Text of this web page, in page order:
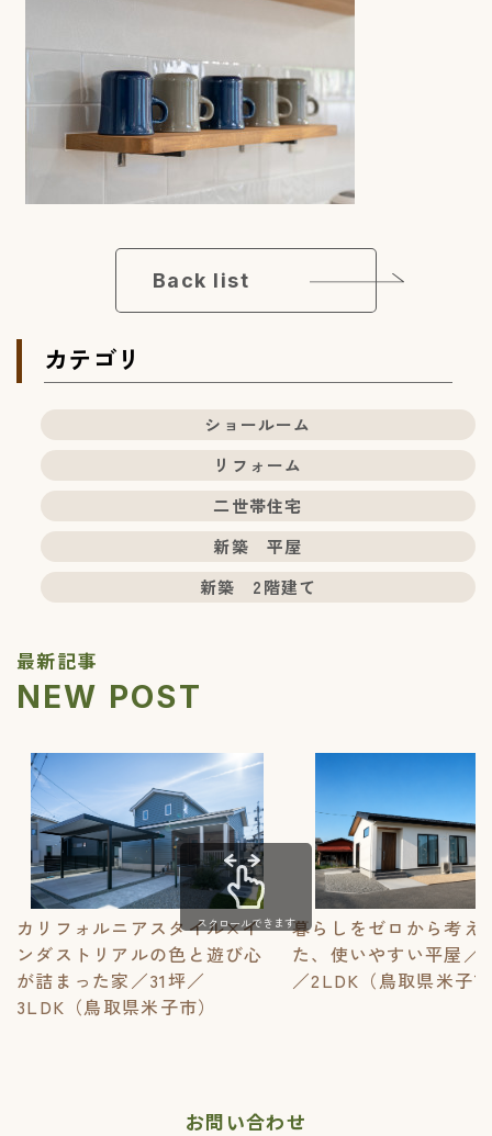
最新記事
NEW POST
カリフォルニアスタイル×イ
ンダストリアルの色と遊び心
が詰まった家／31坪／
3LDK（鳥取県米子市）
暮らしをゼロから考え
た、使いやすい平屋／
／2LDK（鳥取県米子
スクロールできます
カテゴリ
ショールーム
リフォーム
二世帯住宅
新築 平屋
新築 2階建て
Back list
お問い合わせ